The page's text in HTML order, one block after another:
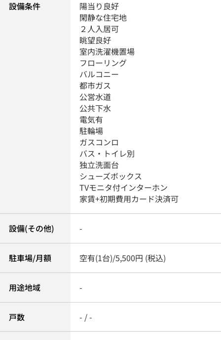
設備条件
陽当り良好
閑静な住宅地
２人入居可
眺望良好
室内洗濯機置場
フローリング
バルコニー
都市ガス
公営水道
公共下水
電気有
駐輪場
ガスコンロ
バス・トイレ別
独立洗面台
シューズボックス
TVモニタ付インターホン
家賃+初期費用カード決済可
設備(その他) -
駐車場/月額 空有(1台)/5,500円 (税込)
用途地域 -
戸数 - / -